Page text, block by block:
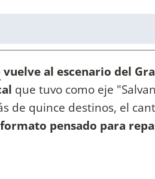
vuelve al escenario del
que tuvo como eje
de quince destinos, el
formato pensado para